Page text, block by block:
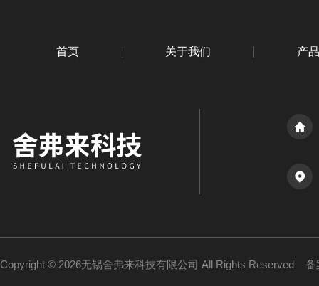
首页 关于我们 产
Copyright © 2026无锡舍弗来科技有限公司 All Rights Reserved 备